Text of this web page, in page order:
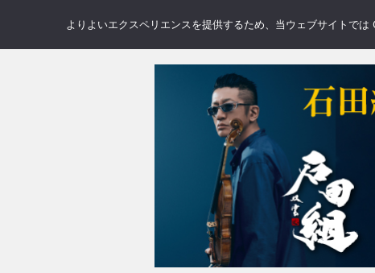
NEWS REVIEWS
よりよいエクスペリエンスを提供するため、当ウェブサイトで